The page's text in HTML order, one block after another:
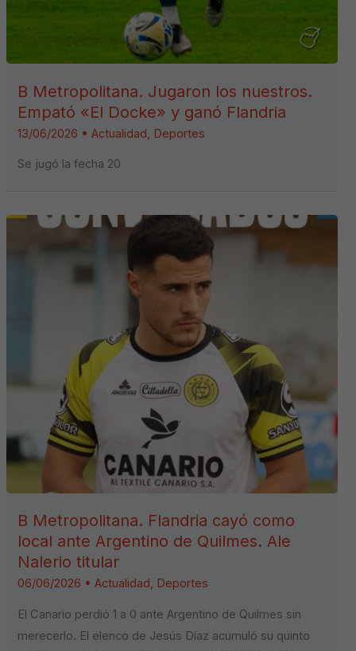
B Metropolitana. Jugaron los nuestros.
Empató «El Docke» y ganó Flandria
13/06/2026 •Actualidad, Deportes
Se jugó la fecha 20
B Metropolitana. Flandria cayó como
local ante Argentino de Quilmes. Ale
Nalerio titular
06/06/2026 •Actualidad, Deportes
El Canario perdió 1 a 0 ante Argentino de Quilmes sin
merecerlo. El elenco de Jesús Díaz acumuló su quinto